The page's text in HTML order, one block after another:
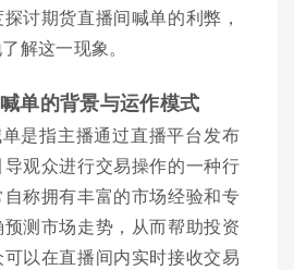
讨期货直播间喊单的利弊，
解这一现象。
单的背景与运作模式
是指主播通过直播平台发布
观众进行交易操作的一种行
称拥有丰富的市场经验和专
测市场走势，从而帮助投资
以在直播间内实时接收交易